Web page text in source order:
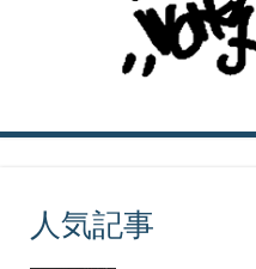
人気記事